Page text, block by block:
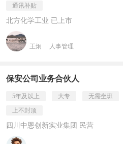
通讯补贴
北方化学工业 已上市
王炯 人事管理
保安公司业务合伙人
5年及以上 大专 无需坐班
上不封顶
四川中恩创新实业集团 民营